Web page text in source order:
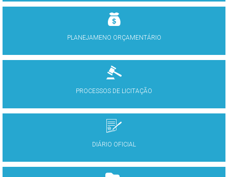
PLANEJAMENO ORÇAMENTÁRIO
PROCESSOS DE LICITAÇÃO
DIÁRIO OFICIAL